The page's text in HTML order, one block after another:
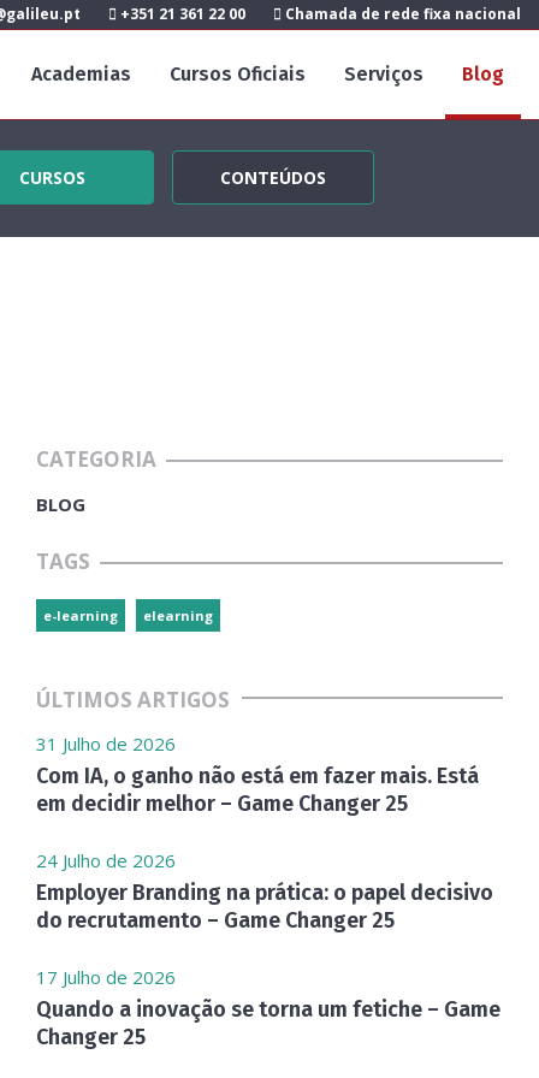
+351 21 361 22 00 Chamada de rede fixa nacional
Academias Cursos Oficiais Serviços Blog
CURSOS CONTEÚDOS
CATEGORIA
BLOG
TAGS
e-learning elearning
ÚLTIMOS ARTIGOS
31 Julho de 2026
Com IA, o ganho não está em fazer mais. Está
em decidir melhor – Game Changer 25
24 Julho de 2026
Employer Branding na prática: o papel decisivo
do recrutamento – Game Changer 25
17 Julho de 2026
Quando a inovação se torna um fetiche – Game
Changer 25